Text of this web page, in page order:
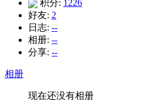
积分: 1226
好友: 2
日志: --
相册: --
分享: --
相册
现在还没有相册